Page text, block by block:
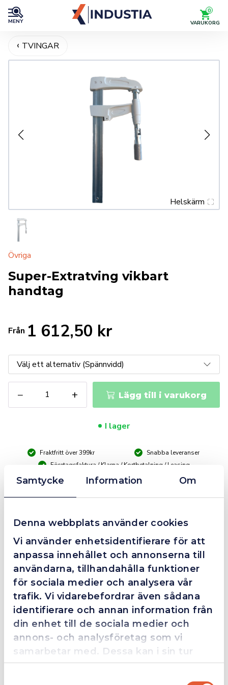
Samtycke Information Om
Denna webbplats använder cookies
Vi använder enhetsidentifierare för att
anpassa innehållet och annonserna till
användarna, tillhandahålla funktioner
för sociala medier och analysera vår
trafik. Vi vidarebefordrar även sådana
identifierare och annan information från
din enhet till de sociala medier och
annons- och analysföretag som vi
samarbetar med. Dessa kan i sin tur
kombinera informationen med annan
information som du har tillhandahållit
MENY
0
VARUKORG
TVINGAR
Helskärm
Övriga
Super-Extratving vikbart
handtag
Från 1 612,50 kr
−
Extratving
vikbart
+ Lägg till i varukorg
I lager
Fraktfritt över 399kr
Snabba leveranser
Företagsfaktura / Klarna / Kortbetalning / Leasing
Grym service!
Dom här grabbarna är definitionen av serviceminded.
Trots en billigare order, som det blev lite strul med,
så agerade dom blixtsnabbt och löste det långt över
förväntan. Hade kontakt med Alexander, som förtjänar
en extra guldstjärna.